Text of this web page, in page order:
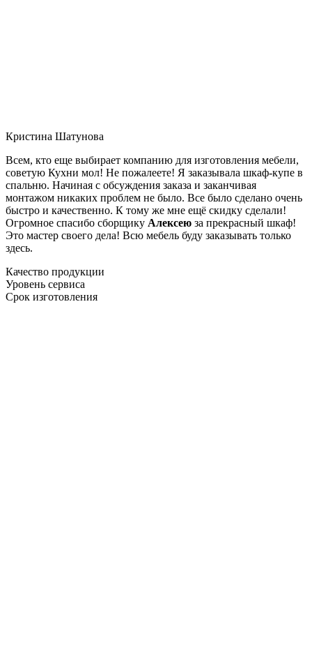
Кристина Шатунова
Всем, кто еще выбирает компанию для изготовления мебели,
советую Кухни мол! Не пожалеете! Я заказывала шкаф-купе в
спальню. Начиная с обсуждения заказа и заканчивая
монтажом никаких проблем не было. Все было сделано очень
быстро и качественно. К тому же мне ещё скидку сделали!
Огромное спасибо сборщику Алексею за прекрасный шкаф!
Это мастер своего дела! Всю мебель буду заказывать только
здесь.
Качество продукции
Уровень сервиса
Срок изготовления